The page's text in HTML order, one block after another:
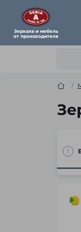
Зеркала и мебель
от производителя